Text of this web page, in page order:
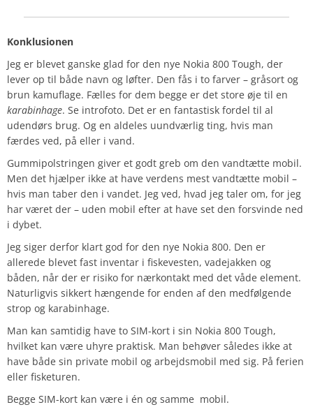
Konklusionen
Jeg er blevet ganske glad for den nye Nokia 800 Tough, der
lever op til både navn og løfter. Den fås i to farver – gråsort og
brun kamuflage. Fælles for dem begge er det store øje til en
karabinhage. Se introfoto. Det er en fantastisk fordel til al
udendørs brug. Og en aldeles uundværlig ting, hvis man
færdes ved, på eller i vand.
Gummipolstringen giver et godt greb om den vandtætte mobil.
Men det hjælper ikke at have verdens mest vandtætte mobil –
hvis man taber den i vandet. Jeg ved, hvad jeg taler om, for jeg
har været der – uden mobil efter at have set den forsvinde ned
i dybet.
Jeg siger derfor klart god for den nye Nokia 800. Den er
allerede blevet fast inventar i fiskevesten, vadejakken og
båden, når der er risiko for nærkontakt med det våde element.
Naturligvis sikkert hængende for enden af den medfølgende
strop og karabinhage.
Man kan samtidig have to SIM-kort i sin Nokia 800 Tough,
hvilket kan være uhyre praktisk. Man behøver således ikke at
have både sin private mobil og arbejdsmobil med sig. På ferien
eller fisketuren.
Begge SIM-kort kan være i én og samme mobil.